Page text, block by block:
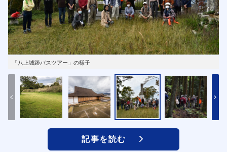
「八上城跡バスツアー」の様子
記事を読む